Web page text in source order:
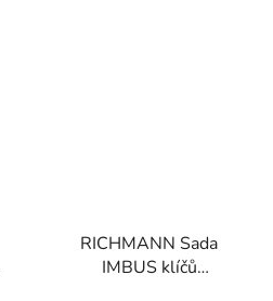
RICHMANN Sada
IMBUS klíčů